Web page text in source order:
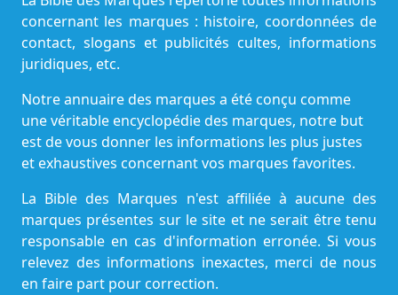
concernant les marques : histoire, coordonnées de
contact, slogans et publicités cultes, informations
juridiques, etc.
Notre annuaire des marques a été conçu comme
une véritable encyclopédie des marques, notre but
est de vous donner les informations les plus justes
et exhaustives concernant vos marques favorites.
La Bible des Marques n'est affiliée à aucune des
marques présentes sur le site et ne serait être tenu
responsable en cas d'information erronée. Si vous
relevez des informations inexactes, merci de nous
en faire part pour correction.